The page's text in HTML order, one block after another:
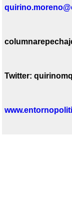
Twitter: quirinomq